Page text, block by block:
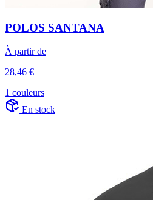
POLOS SANTANA
À partir de
28,46 €
1 couleurs
En stock